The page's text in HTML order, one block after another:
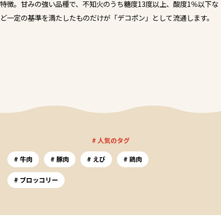
特徴。甘みの強い品種で、不知火のうち糖度13度以上、酸度1％以下な
ど一定の基準を満たしたものだけが「デコポン」として流通します。
# 人気のタグ
牛肉
豚肉 えび 鶏肉
ブロッコリー